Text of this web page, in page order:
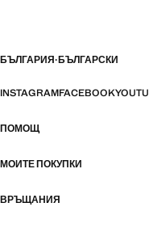
БЪЛГАРИЯ·БЪЛГАРСКИ
INSTAGRAMFACEBOOK
ПОМОЩ
МОИТЕ ПОКУПКИ
ВРЪЩАНИЯ